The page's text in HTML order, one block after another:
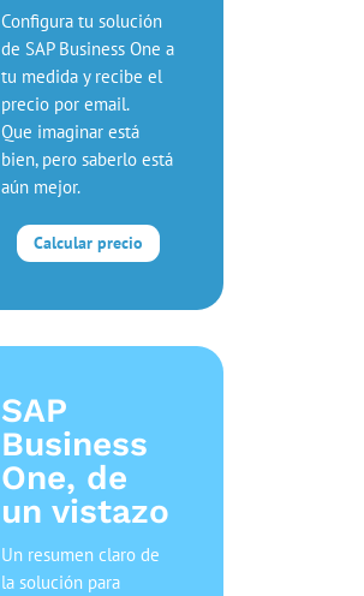
Configura tu solución
de SAP Business One a
tu medida y recibe el
precio por email.
Que imaginar está
bien, pero saberlo está
aún mejor.
Calcular precio
SAP
Business
One, de
un vistazo
Un resumen claro de
la solución para